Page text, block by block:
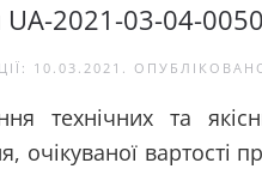
UA-2021-03-04-
10.03.2021 .
технічних та
очікуваної вартості